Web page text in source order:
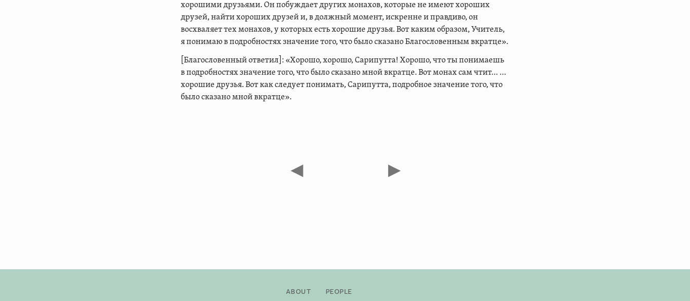
хорошими друзьями. Он побуждает других монахов, которые не имеют хороших
друзей, найти хороших друзей и, в должный момент, искренне и правдиво, он
восхваляет тех монахов, у которых есть хорошие друзья. Вот каким образом, Учитель,
я понимаю в подробностях значение того, что было сказано Благословенным вкратце».
[Благословенный ответил]: «Хорошо, хорошо, Сарипутта! Хорошо, что ты понимаешь
в подробностях значение того, что было сказано мной вкратце. Вот монах сам чтит… …
хорошие друзья. Вот как следует понимать, Сарипутта, подробное значение того, что
было сказано мной вкратце».
◀ ▶
About People